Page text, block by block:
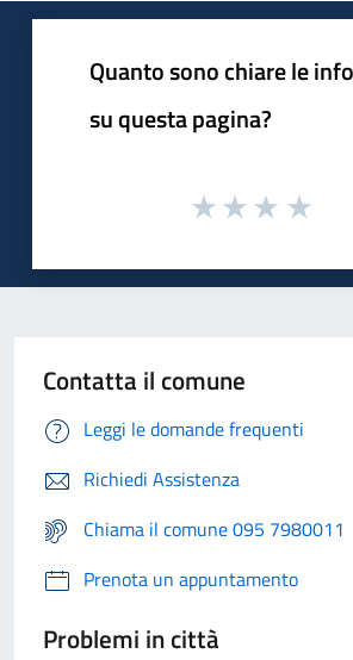
Quanto sono chiare le
su questa pagina?
Contatta il comune
Leggi le domande frequenti
Richiedi Assistenza
Chiama il comune 095 7980011
Prenota un appuntamento
Problemi in città